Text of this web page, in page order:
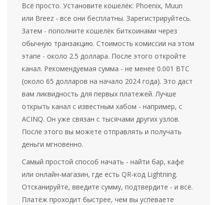
Всё просто. Установите кошелёк: Phoenix, Muun
или Breez - все они бесплатны. Зарегистрируйтесь.
Затем - пополните кошелёк биткоинами через
обычную транзакцию. Стоимость комиссии на этом
этапе - около 2.5 доллара. После этого откройте
канал. Рекомендуемая сумма - не менее 0.001 BTC
(около 65 долларов на начало 2024 года). Это даст
вам ликвидность для первых платежей. Лучше
открыть канал с известным хабом - например, с
ACINQ. Он уже связан с тысячами других узлов.
После этого вы можете отправлять и получать
деньги мгновенно.
Самый простой способ начать - найти бар, кафе
или онлайн-магазин, где есть QR-код Lightning.
Отсканируйте, введите сумму, подтвердите - и всё.
Платёж проходит быстрее, чем вы успеваете